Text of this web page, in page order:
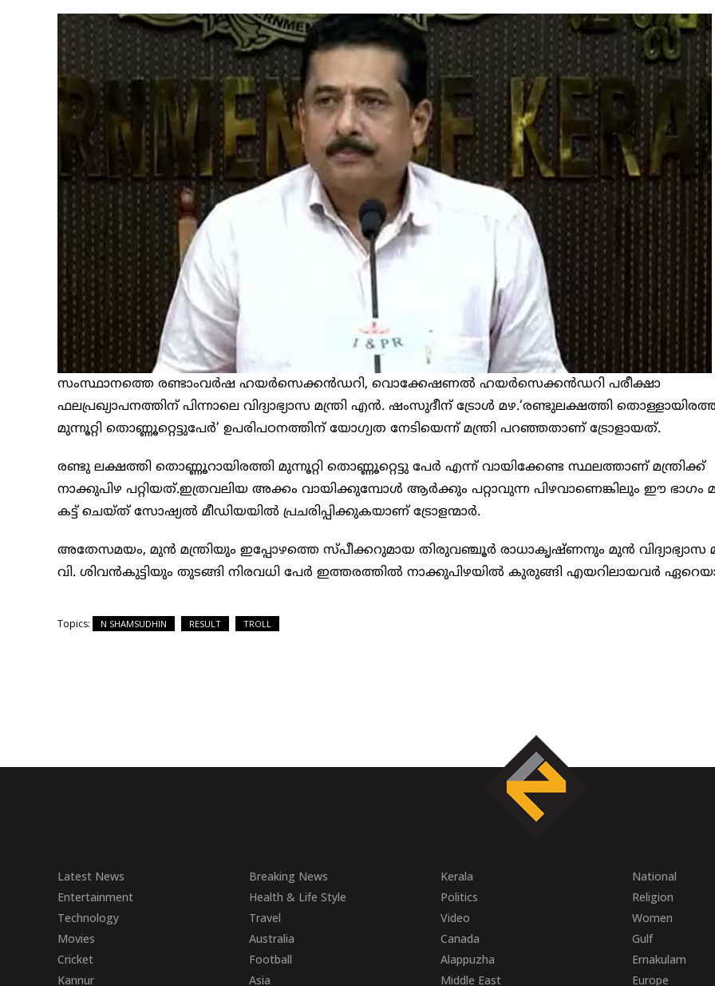
സംസ്ഥാനത്തെ രണ്ടാംവർഷ ഹയർസെക്കൻഡറി, വൊക്കേഷണൽ ഹയർസെക്കൻഡറി പരീക്ഷാ
ഫലപ്രഖ്യാപനത്തിന് പിന്നാലെ വിദ്യാഭ്യാസ മന്ത്രി എൻ. ഷംസുദീന് ട്രോൾ മഴ.‘രണ്ടുലക്ഷത്തി
മുന്നൂറ്റി തൊണ്ണൂറ്റെട്ടുപേർ’ ഉപരിപഠനത്തിന് യോഗ്യത നേടിയെന്ന് മന്ത്രി പറഞ്ഞതാണ് ട്രോളായത്.
രണ്ടു ലക്ഷത്തി തൊണ്ണൂറായിരത്തി മുന്നൂറ്റി തൊണ്ണൂറ്റെട്ടു പേർ എന്ന് വായിക്കേണ്ട സ്ഥലത്താണ് മന്ത്രിക്ക്
നാക്കുപിഴ പറ്റിയത്.ഇത്രവലിയ അക്കം വായിക്കുമ്പോള്‍ ആര്‍ക്കും പറ്റാവുന്ന പിഴവാണെങ്കിലും ഈ ഭാഗം
കട്ട് ചെയ്ത് സോഷ്യല്‍ മീഡിയയില്‍ പ്രചരിപ്പിക്കുകയാണ് ട്രോളന്മാര്‍.
അതേസമയം, മുന്‍ മന്ത്രിയും ഇപ്പോഴത്തെ സ്പീക്കറുമായ തിരുവഞ്ചൂര്‍ രാധാകൃഷ്ണനും മുന്‍ വിദ്യാഭ്യാസ
വി. ശിവന്‍കുട്ടിയും തുടങ്ങി നിരവധി പേർ ഇത്തരത്തിൽ നാക്കുപിഴയില്‍ കുരുങ്ങി എയറിലായവര്‍
Topics: N SHAMSUDHIN RESULT TROLL
Latest News Breaking News Kerala National
Entertainment
Health & Life Style Politics Religion
Technology
Travel Video Women
Movies
Australia Canada Gulf
Cricket
Football Alappuzha Ernakulam
Kannur
Asia Middle East Europe